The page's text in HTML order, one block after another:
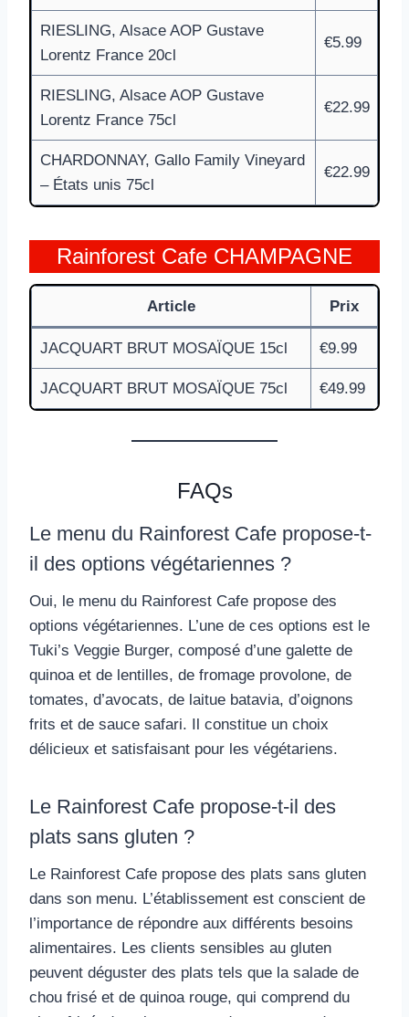
RIESLING, Alsace AOP Gustave
Lorentz France 20cl
€5.99
RIESLING, Alsace AOP Gustave
Lorentz France 75cl
€22.99
CHARDONNAY, Gallo Family Vineyard
– États unis 75cl
€22.99
Rainforest Cafe CHAMPAGNE
Article Prix
JACQUART BRUT MOSAÏQUE 15cl €9.99
JACQUART BRUT MOSAÏQUE 75cl €49.99
FAQs
Le menu du Rainforest Cafe propose-t-
il des options végétariennes ?
Oui, le menu du Rainforest Cafe propose des
options végétariennes. L’une de ces options est le
Tuki’s Veggie Burger, composé d’une galette de
quinoa et de lentilles, de fromage provolone, de
tomates, d’avocats, de laitue batavia, d’oignons
frits et de sauce safari. Il constitue un choix
délicieux et satisfaisant pour les végétariens.
Le Rainforest Cafe propose-t-il des
plats sans gluten ?
Le Rainforest Cafe propose des plats sans gluten
dans son menu. L’établissement est conscient de
l’importance de répondre aux différents besoins
alimentaires. Les clients sensibles au gluten
peuvent déguster des plats tels que la salade de
chou frisé et de quinoa rouge, qui comprend du